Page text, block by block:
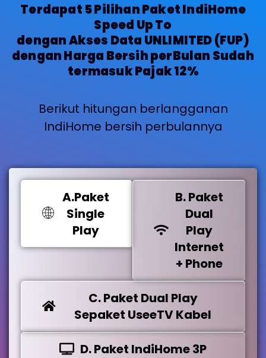
Terdapat 5 Pilihan Paket IndiHome
Speed Up To
dengan Akses Data UNLIMITED (FUP)
dengan Harga Bersih perBulan Sudah
termasuk Pajak 12%
Berikut hitungan berlangganan
IndiHome bersih perbulannya
A.Paket
Single
Play
B. Paket
Dual
Play
Internet
+ Phone
C. Paket Dual Play
Sepaket UseeTV Kabel
D. Paket IndiHome 3P